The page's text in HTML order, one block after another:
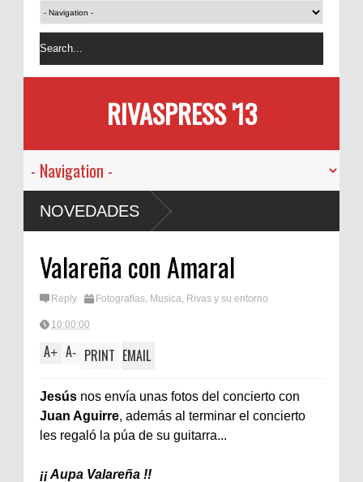
RIVASPRESS '13
NOVEDADES
Valareña con Amaral
Reply Fotografías, Musica, Rivas y su entorno
10:00:00
A+ A- PRINT EMAIL
Jesús nos envía unas fotos del concierto con
Juan Aguirre, además al terminar el concierto
les regaló la púa de su guitarra...
¡¡ Aupa Valareña !!